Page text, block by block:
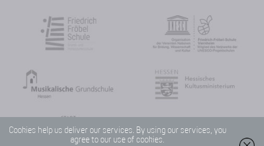
Cookies help us deliver our services. By using our services, you
agree to our use of cookies.